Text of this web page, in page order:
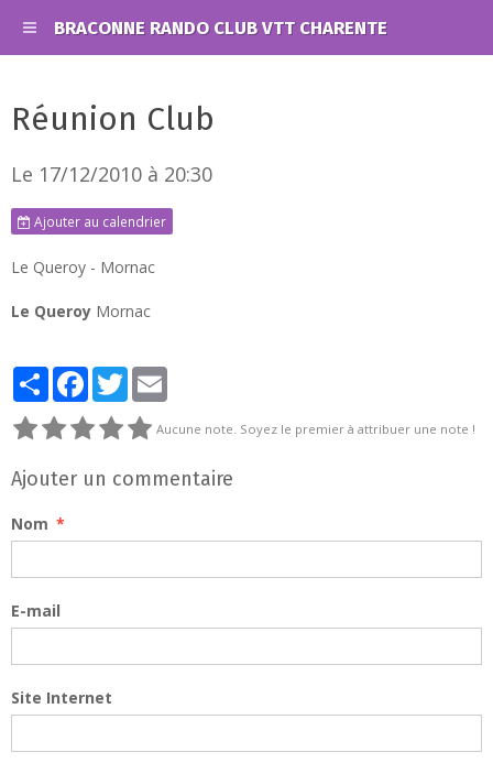
BRACONNE RANDO CLUB VTT CHARENTE
Réunion Club
Le 17/12/2010 à 20:30
Ajouter au calendrier
Le Queroy - Mornac
Le Queroy Mornac
PartagerFacebook
Twitter
Aucune note. Soyez le premier à attribuer une note !
Ajouter un commentaire
Nom
E-mail
Site Internet